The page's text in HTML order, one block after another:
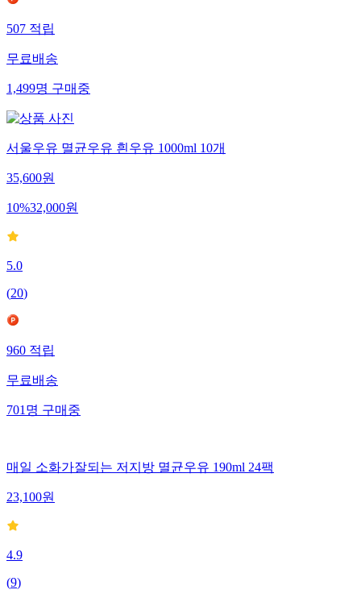
507 적립
무료배송
1,499명 구매중
서울우유 멸균우유 흰우유 1000ml 10개
35,600원
10%32,000원
5.0
(20)
960 적립
무료배송
701 명 구매중
매일 소화가잘되는 저지방 멸균우유 190ml 24팩
23,100원
4.9
(9)